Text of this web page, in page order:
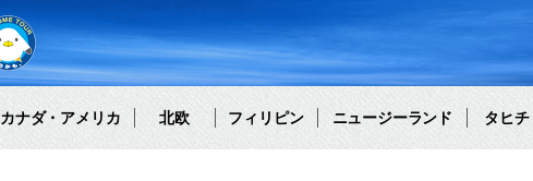
カナダ・アメリカ 北欧 フィリピン ニュージーランド タヒチ